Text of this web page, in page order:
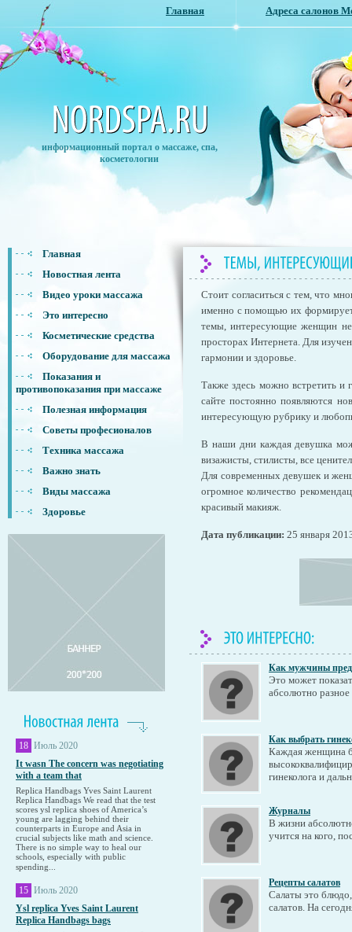
Главная Адреса салонов
информационный портал о массаже, спа,
косметологии
Главная
Новостная лента
Видео уроки массажа
Это интересно
Косметические средства
Оборудование для массажа
Показания и
противопоказания при массаже
Полезная информация
Советы професионалов
Техника массажа
Важно знать
Виды массажа
Здоровье
18 Июль 2020
It wasn The concern was negotiating
with a team that
Replica Handbags Yves Saint Laurent
Replica Handbags We read that the test
scores ysl replica shoes of America’s
young are lagging behind their
counterparts in Europe and Asia in
crucial subjects like math and science.
There is no simple way to heal our
schools, especially with public
spending...
15 Июль 2020
Ysl replica Yves Saint Laurent
Replica Handbags bags
Стоит согласиться с тем, что
именно с помощью их
темы, интересующие женщин
просторах Интернета. Для
гармонии и здоровье.
Также здесь можно встретить и
сайте постоянно появляются
интересующую рубрику и
В наши дни каждая девушка
визажисты, стилисты, все
Для современных девушек и
огромное количество
красивый макияж.
Дата публикации: 25 января
Как мужчины
Это может
абсолютно разное
Как выбрать
Каждая женщина
гинеколога и
Журналы
В жизни
учится на кого,
Рецепты салатов
Салаты это
салатов. На